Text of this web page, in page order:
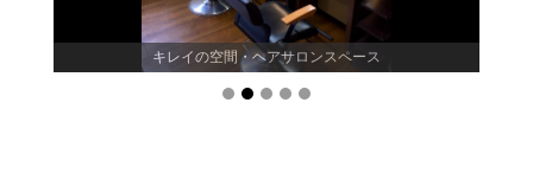
キレイの空間・ヘアサロンスペース